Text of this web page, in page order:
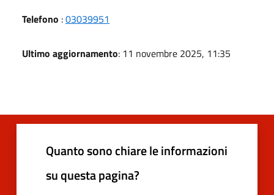
Telefono :03039951
Ultimo aggiornamento: 11 novembre 2025, 11:35
Quanto sono chiare le informazioni
su questa pagina?